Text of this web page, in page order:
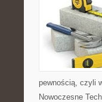
pewnością, czyli
Nowoczesne